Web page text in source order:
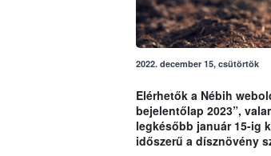
2022. december 15, csütörtök
Elérhetők a Nébih
bejelentőlap 2023”,
legkésőbb január 15-ig
időszerű a dísznövény